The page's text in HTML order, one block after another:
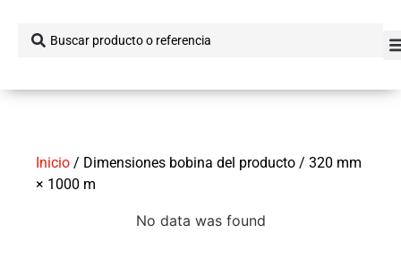
Inicio / Dimensiones bobina del producto / 320 mm
× 1000 m
No data was found